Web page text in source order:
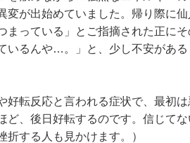
が出始めていました。帰り際に仙
っている」とご指摘された正にそ
いるんや…。」と、少し不安があ
転反応と言われる症状で、最初は
ど、後日好転するのです。信じて
する人も見かけます。）